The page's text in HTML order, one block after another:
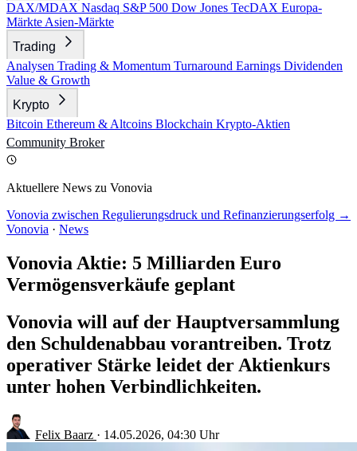
DAX/MDAX Nasdaq S&P 500 Dow Jones TecDAX Europa-
Märkte Asien-Märkte
Trading
Analysen Trading & Momentum Turnaround Earnings Dividenden
Value & Growth
Krypto
Bitcoin Ethereum & Altcoins Blockchain Krypto-Aktien
Community Broker
Aktuellere News zu Vonovia
Vonovia zwischen Regulierungsdruck und Refinanzierungserfolg →
Vonovia · News
Vonovia Aktie: 5 Milliarden Euro
Vermögensverkäufe geplant
Vonovia will auf der Hauptversammlung
den Schuldenabbau vorantreiben. Trotz
operativer Stärke leidet der Aktienkurs
unter hohen Verbindlichkeiten.
Felix Baarz · 14.05.2026, 04:30 Uhr